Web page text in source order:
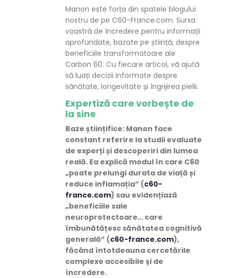
Manon este forța din spatele blogului
nostru de pe C60-France.com. Sursa
voastră de încredere pentru informații
aprofundate, bazate pe știință, despre
beneficiile transformatoare ale
Carbon 60. Cu fiecare articol, vă ajută
să luați decizii informate despre
sănătate, longevitate și îngrijirea pielii.
Expertiză care vorbește de
la sine
Baze științifice: Manon face
constant referire la studii evaluate
de experți și descoperiri din lumea
reală. Ea explică modul în care C60
„poate prelungi durata de viață și
reduce inflamația” (c60-
france.com) sau evidențiază
„beneficiile sale
neuroprotectoare… care
îmbunătățesc sănătatea cognitivă
generală” (c60-france.com),
făcând întotdeauna cercetările
complexe accesibile și de
încredere.